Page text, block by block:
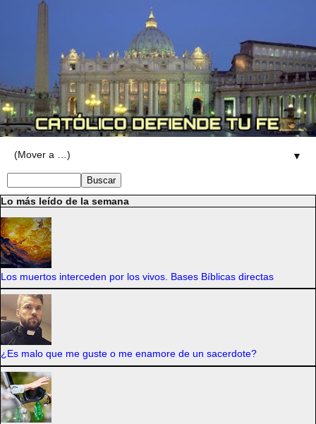
▼
Lo más leído de la semana
Los muertos interceden por los vivos. Bases Bíblicas directas
¿Es malo que me guste o me enamore de un sacerdote?